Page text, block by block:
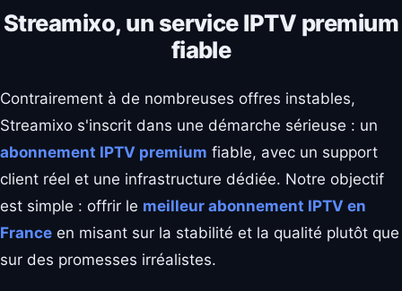
Streamixo, un service IPTV premium
fiable
Contrairement à de nombreuses offres instables,
Streamixo s'inscrit dans une démarche sérieuse : un
abonnement IPTV premium fiable, avec un support
client réel et une infrastructure dédiée. Notre objectif
est simple : offrir le meilleur abonnement IPTV en
France en misant sur la stabilité et la qualité plutôt que
sur des promesses irréalistes.